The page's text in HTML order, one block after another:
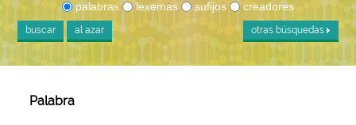
palabras lexemas sufijos creadores
buscar al azar otras búsquedas
Palabra